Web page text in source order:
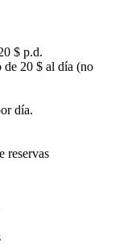
$ p.d.
de 20 $ al día (no
día.
reservas